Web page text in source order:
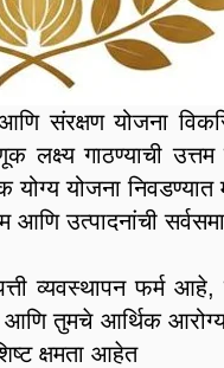
संरक्षण योजना
लक्ष्य गाठण्याची
योग्य योजना
उत्पादनांची
व्यवस्थापन फर्म आहे,
तुमचे आर्थिक
क्षमता आहेत